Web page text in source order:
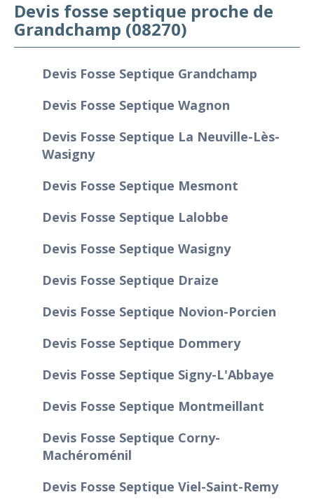
Devis fosse septique proche de
Grandchamp (08270)
Devis Fosse Septique Grandchamp
Devis Fosse Septique Wagnon
Devis Fosse Septique La Neuville-Lès-
Wasigny
Devis Fosse Septique Mesmont
Devis Fosse Septique Lalobbe
Devis Fosse Septique Wasigny
Devis Fosse Septique Draize
Devis Fosse Septique Novion-Porcien
Devis Fosse Septique Dommery
Devis Fosse Septique Signy-L'Abbaye
Devis Fosse Septique Montmeillant
Devis Fosse Septique Corny-
Machéroménil
Devis Fosse Septique Viel-Saint-Remy